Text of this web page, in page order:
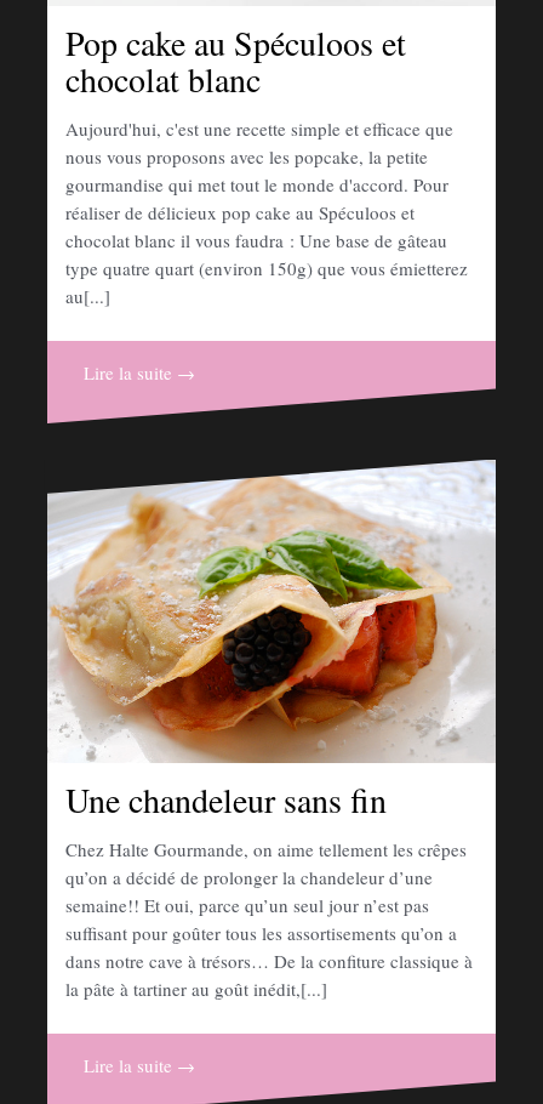
Pop cake au Spéculoos et
chocolat blanc
Aujourd'hui, c'est une recette simple et efficace que
nous vous proposons avec les popcake, la petite
gourmandise qui met tout le monde d'accord. Pour
réaliser de délicieux pop cake au Spéculoos et
chocolat blanc il vous faudra : Une base de gâteau
type quatre quart (environ 150g) que vous émietterez
au[...]
Lire la suite →
Une chandeleur sans fin
Chez Halte Gourmande, on aime tellement les crêpes
qu’on a décidé de prolonger la chandeleur d’une
semaine!! Et oui, parce qu’un seul jour n’est pas
suffisant pour goûter tous les assortisements qu’on a
dans notre cave à trésors… De la confiture classique à
la pâte à tartiner au goût inédit,[...]
Lire la suite →